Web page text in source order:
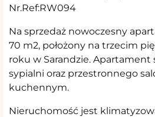
Nr.Ref:RW094
Na sprzedaż nowoczesny
70 m2, położony na trzecim
roku w Sarandzie. Apartament
sypialni oraz przestronnego
kuchennym.
Nieruchomość jest